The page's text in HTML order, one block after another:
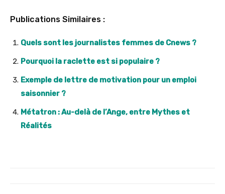
Publications Similaires :
Quels sont les journalistes femmes de Cnews ?
Pourquoi la raclette est si populaire ?
Exemple de lettre de motivation pour un emploi
saisonnier ?
Métatron : Au-delà de l’Ange, entre Mythes et
Réalités